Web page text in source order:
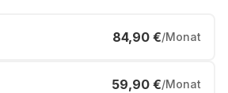
84,90 €/Monat
59,90 €/Monat